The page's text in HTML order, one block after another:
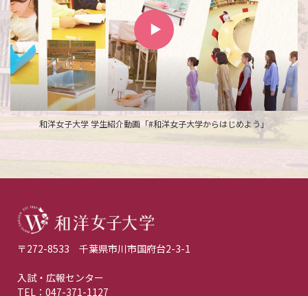
和洋女子大学 学生紹介動画「#和洋女子大学からはじめよう」
〒272-8533 千葉県市川市国府台2-3-1
入試・広報センター
TEL：047-371-1127